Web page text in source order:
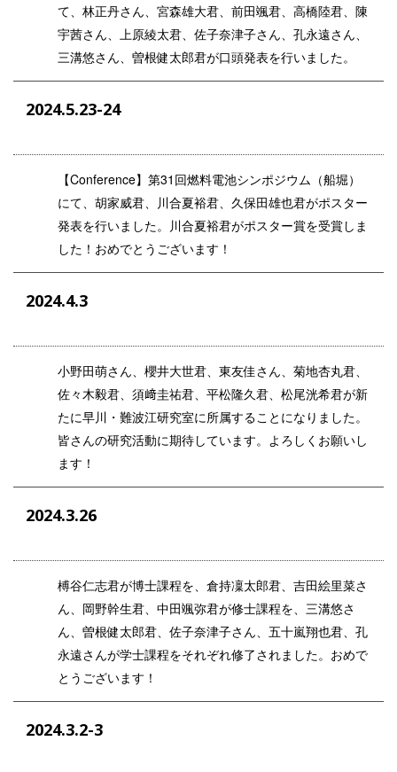
て、林正丹さん、宮森雄大君、前田颯君、高橋陸君、陳
宇茜さん、上原綾太君、佐子奈津子さん、孔永遠さん、
三溝悠さん、曽根健太郎君が口頭発表を行いました。
2024.5.23-24
【Conference】第31 回燃料電池シンポジウム（船堀）
にて、胡家威君、川合夏裕君、久保田雄也君がポスター
発表を行いました。川合夏裕君がポスター賞を受賞しま
した！おめでとうございます！
2024.4.3
小野田萌さん、櫻井大世君、東友佳さん、菊地杏丸君、
佐々木毅君、須﨑圭祐君、平松隆久君、松尾洸希君が新
たに早川・難波江研究室に所属することになりました。
皆さんの研究活動に期待しています。よろしくお願いし
ます！
2024.3.26
榑谷仁志君が博士課程を、倉持凜太郎君、吉田絵里菜さ
ん、岡野幹生君、中田颯弥君が修士課程を、三溝悠さ
ん、曽根健太郎君、佐子奈津子さん、五十嵐翔也君、孔
永遠さんが学士課程をそれぞれ修了されました。おめで
とうございます！
2024.3.2-3